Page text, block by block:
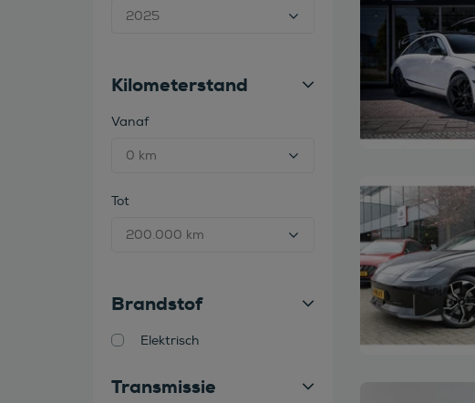
Kilometerstand
Vanaf
Tot
Brandstof
Elektrisch
Transmissie
Bekijk deze auto